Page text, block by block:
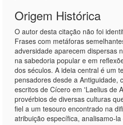
Origem Histórica
O autor desta citação não foi
Frases com metáforas
adversidade aparecem dispersas
na sabedoria popular e em
dos séculos. A ideia central é um
pensadores desde a Antiguidade,
escritos de Cícero em 'Laelius de
provérbios de diversas culturas
fiel a um tesouro encontrado na
atribuição específica, analisamo-